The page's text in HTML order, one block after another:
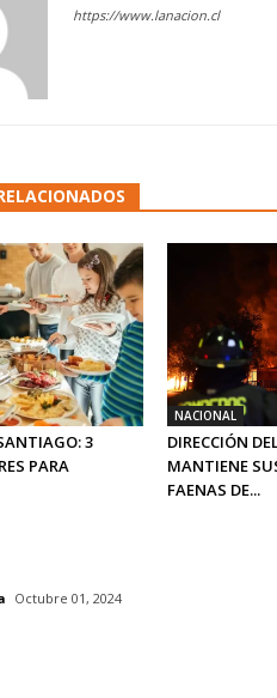
https://www.lanacion.cl
3
PARA
NACIONAL
DIRECCIÓN
MANTIENE
FAENAS DE...
Octubre 01, 2024